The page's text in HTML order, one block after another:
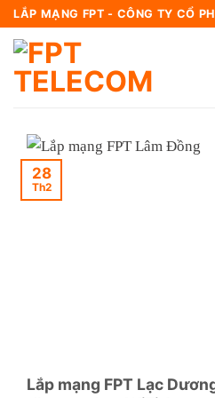
Bỏ
qua
nội
LẮP MẠNG FPT - CÔNG TY CỔ
Lắp mạng FPT Lạc
28
Th2